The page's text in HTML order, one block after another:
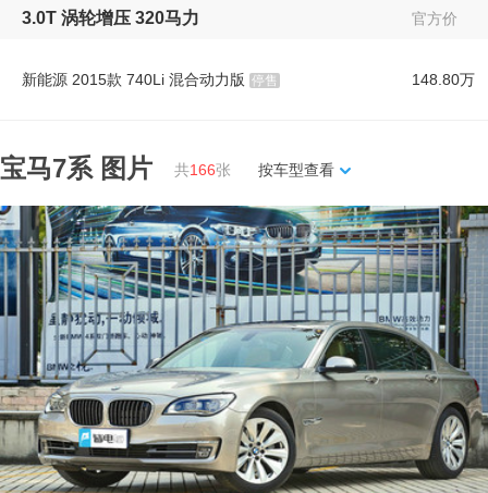
3.0T 涡轮增压 320马力 官方价
新能源 2015款 740Li 混合动力版 停售 148.80万
宝马7系 图片 共166张 按车型查看